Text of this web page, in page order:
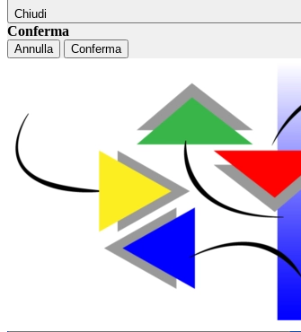
Chiudi
Conferma
Annulla Conferma